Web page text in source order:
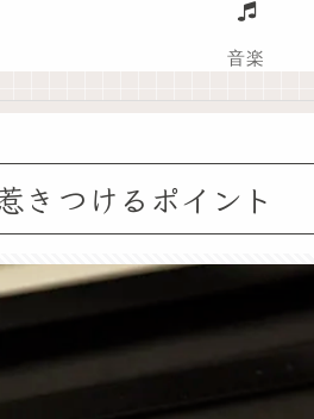
音楽
きつけるポイント